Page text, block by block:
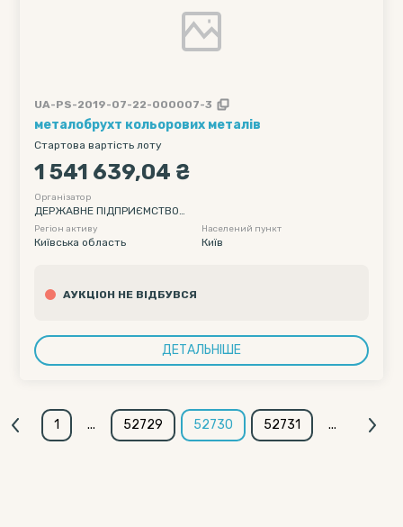
UA-PS-2019-07-22-000007-3
металобрухт кольорових металів
Стартова вартість лоту
1 541 639,04 ₴
Організатор
ДЕРЖАВНЕ ПІДПРИЄМСТВО
"АНТОНОВ"
Регіон активу
Київська область
Населений пункт
Київ
АУКЦІОН НЕ ВІДБУВСЯ
ДЕТАЛЬНІШЕ
1 ... 52729 52730 52731 ...